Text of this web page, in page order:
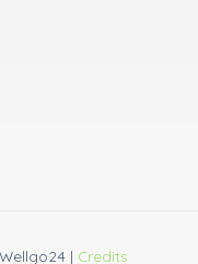
| Credits